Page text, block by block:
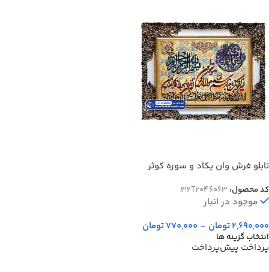
تابلو فرش وان یکاد و سوره کوثر
کد محصول: 32T2046063
موجود در انبار
2,690,000تومان –
770,000تومان
انتخاب گزینه ها
پرداخت پیش‌پرداخت